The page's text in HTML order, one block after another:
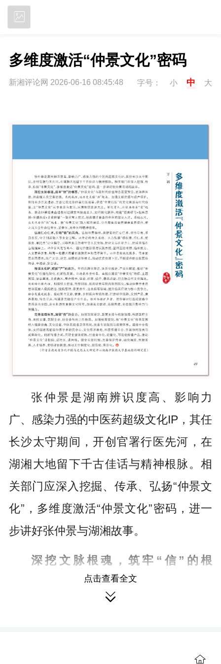
多维度激活“仲景文化”密码
新湘评论网 2026-06-16 08:45:48 字号： 小 中 大
张仲景是湖南辨识度高、影响力
广、感染力强的中医药超级文化IP，其任
长沙太守期间，开创官署行医先河，在
湖湘大地留下千古佳话与精神根脉。相
关部门应深入挖掘、传承、弘扬“仲景文
化”，多维度激活“仲景文化”密码，进一
步讲好张仲景与湖湘故事。
深挖文脉根魂，筑牢“信”的根
“仲景文化”与新时代价值理念高度契
合，是涵养医德、培育新人的宝贵资
点击查看全文
